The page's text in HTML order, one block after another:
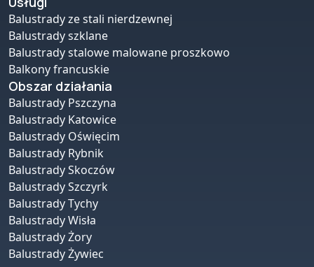
Balustrady ze stali nierdzewnej
Balustrady szklane
Balustrady stalowe malowane proszkowo
Balkony francuskie
Obszar działania
Balustrady Pszczyna
Balustrady Katowice
Balustrady Oświęcim
Balustrady Rybnik
Balustrady Skoczów
Balustrady Szczyrk
Balustrady Tychy
Balustrady Wisła
Balustrady Żory
Balustrady Żywiec